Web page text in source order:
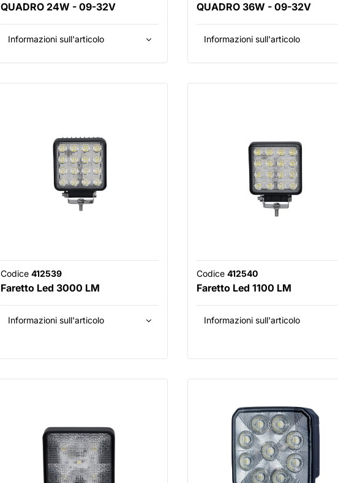
QUADRO 24W - 09-32V
Informazioni sull'articolo
QUADRO 36W - 09-32V
Informazioni sull'articolo
Codice 412539
Faretto Led 3000 LM
Informazioni sull'articolo
Codice 412540
Faretto Led 1100 LM
Informazioni sull'articolo